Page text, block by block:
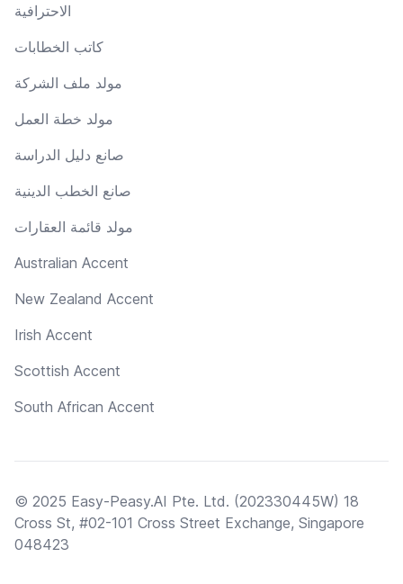
الاحترافية
كاتب الخطابات
مولد ملف الشركة
مولد خطة العمل
صانع دليل الدراسة
صانع الخطب الدينية
مولد قائمة العقارات
Australian Accent
New Zealand Accent
Irish Accent
Scottish Accent
South African Accent
© 2025 Easy-Peasy.AI Pte. Ltd. (202330445W) 18
Cross St, #02-101 Cross Street Exchange, Singapore
048423